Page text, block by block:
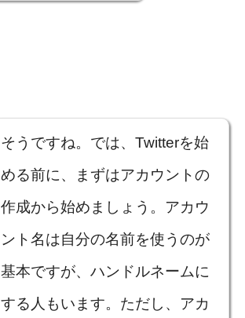
そうですね。では、Twitterを始
める前に、まずはアカウントの
作成から始めましょう。アカウ
ント名は自分の名前を使うのが
基本ですが、ハンドルネームに
する人もいます。ただし、アカ